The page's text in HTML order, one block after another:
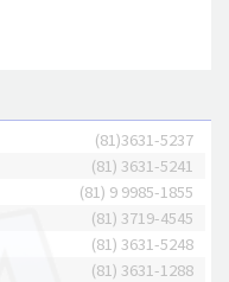
(81)3631-5237
(81) 3631-5241
(81) 9 9985-1855
(81) 3719-4545
(81) 3631-5248
(81) 3631-1288